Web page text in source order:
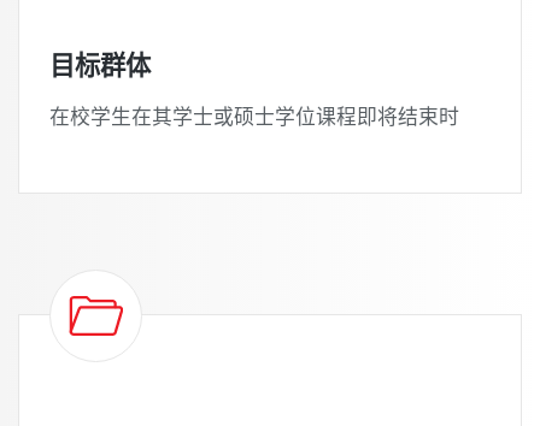
目标群体
在校学生在其学士或硕士学位课程即将结束时